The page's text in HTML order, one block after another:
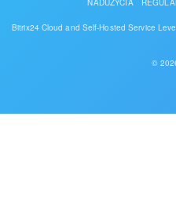
Bitrix24 Cloud and Self-Hosted Service
©